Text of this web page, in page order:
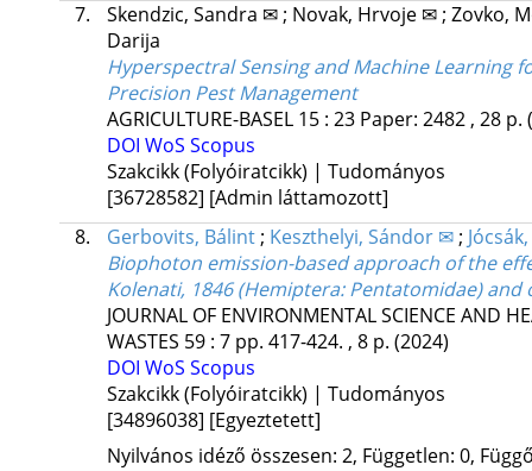
7.
Skendzic, Sandra ✉; Novak, Hrvoje ✉; Zovko,
Darija
Hyperspectral Sensing and Machine Learning
Precision Pest Management
AGRICULTURE-BASEL 15: 23 Paper: 2482 , 28 p.
DOI WoS Scopus
Szakcikk (Folyóiratcikk) | Tudományos
[36728582] [Admin láttamozott]
8.
Gerbovits, Bálint; Keszthelyi, Sándor ✉;
Biophoton emission-based approach of the
Kolenati, 1846 (Hemiptera: Pentatomidae)
JOURNAL OF ENVIRONMENTAL SCIENCE AND
WASTES 59: 7 pp. 417-424. , 8 p. (2024)
DOI WoS Scopus
Szakcikk (Folyóiratcikk) | Tudományos
[34896038] [Egyeztetett]
Nyilvános idéző összesen: 2, Független: 0,